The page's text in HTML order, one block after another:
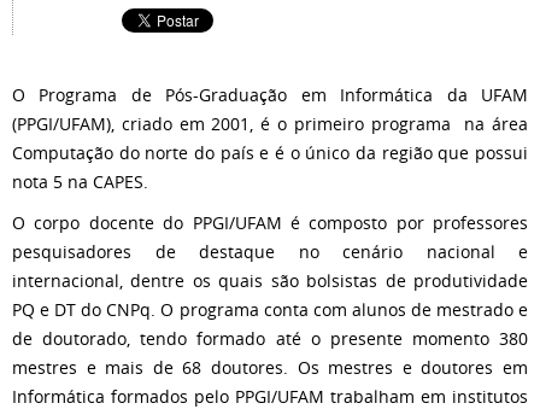
O Programa de Pós-Graduação em Informática da UFAM
(PPGI/UFAM), criado em 2001, é o primeiro programa na área
Computação do norte do país e é o único da região que possui
nota 5 na CAPES.
O corpo docente do PPGI/UFAM é composto por professores
pesquisadores de destaque no cenário nacional e
internacional, dentre os quais são bolsistas de produtividade
PQ e DT do CNPq. O programa conta com alunos de mestrado e
de doutorado, tendo formado até o presente momento 380
mestres e mais de 68 doutores. Os mestres e doutores em
Informática formados pelo PPGI/UFAM trabalham em institutos